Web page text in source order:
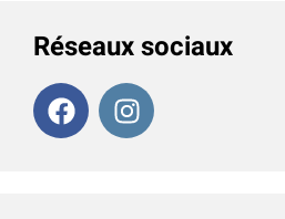
Réseaux sociaux